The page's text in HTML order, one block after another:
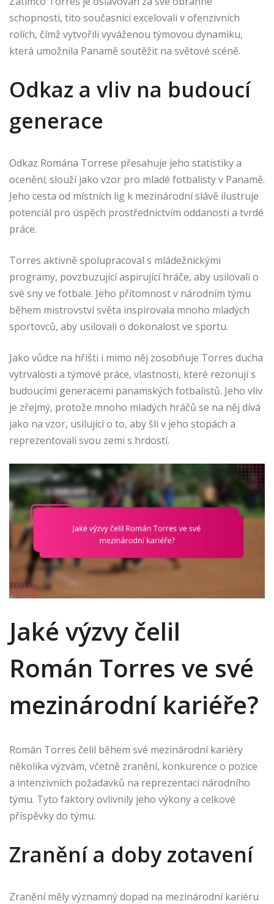
schopnosti, tito současníci excelovali v ofenzivních
rolích, čímž vytvořili vyváženou týmovou dynamiku,
která umožnila Panamě soutěžit na světové scéně.
Odkaz a vliv na budoucí
generace
Odkaz Romána Torrese přesahuje jeho statistiky a
ocenění; slouží jako vzor pro mladé fotbalisty v Panamě.
Jeho cesta od místních lig k mezinárodní slávě ilustruje
potenciál pro úspěch prostřednictvím oddanosti a tvrdé
práce.
Torres aktivně spolupracoval s mládežnickými
programy, povzbuzující aspirující hráče, aby usilovali o
své sny ve fotbale. Jeho přítomnost v národním týmu
během mistrovství světa inspirovala mnoho mladých
sportovců, aby usilovali o dokonalost ve sportu.
Jako vůdce na hřišti i mimo něj zosobňuje Torres ducha
vytrvalosti a týmové práce, vlastnosti, které rezonují s
budoucími generacemi panamských fotbalistů. Jeho vliv
je zřejmý, protože mnoho mladých hráčů se na něj dívá
jako na vzor, usilující o to, aby šli v jeho stopách a
reprezentovali svou zemi s hrdostí.
Jaké výzvy čelil
Román Torres ve své
mezinárodní kariéře?
Román Torres čelil během své mezinárodní kariéry
několika výzvám, včetně zranění, konkurence o pozice
a intenzivních požadavků na reprezentaci národního
týmu. Tyto faktory ovlivnily jeho výkony a celkové
příspěvky do týmu.
Zranění a doby zotavení
Zranění měly významný dopad na mezinárodní kariéru